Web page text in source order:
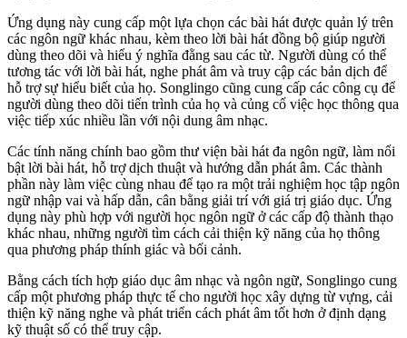
Ứng dụng này cung cấp một lựa chọn các bài hát được quản lý trên
các ngôn ngữ khác nhau, kèm theo lời bài hát đồng bộ giúp người
dùng theo dõi và hiểu ý nghĩa đằng sau các từ. Người dùng có thể
tương tác với lời bài hát, nghe phát âm và truy cập các bản dịch để
hỗ trợ sự hiểu biết của họ. Songlingo cũng cung cấp các công cụ để
người dùng theo dõi tiến trình của họ và củng cố việc học thông qua
việc tiếp xúc nhiều lần với nội dung âm nhạc.
Các tính năng chính bao gồm thư viện bài hát đa ngôn ngữ, làm nổi
bật lời bài hát, hỗ trợ dịch thuật và hướng dẫn phát âm. Các thành
phần này làm việc cùng nhau để tạo ra một trải nghiệm học tập ngôn
ngữ nhập vai và hấp dẫn, cân bằng giải trí với giá trị giáo dục. Ứng
dụng này phù hợp với người học ngôn ngữ ở các cấp độ thành thạo
khác nhau, những người tìm cách cải thiện kỹ năng của họ thông
qua phương pháp thính giác và bối cảnh.
Bằng cách tích hợp giáo dục âm nhạc và ngôn ngữ, Songlingo cung
cấp một phương pháp thực tế cho người học xây dựng từ vựng, cải
thiện kỹ năng nghe và phát triển cách phát âm tốt hơn ở định dạng
kỹ thuật số có thể truy cập.